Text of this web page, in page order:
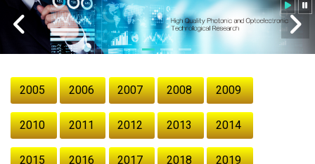
Research
2005
2006 2007 2008 2009
2010 2011 2012 2013 2014
2015 2016 2017 2018 2019